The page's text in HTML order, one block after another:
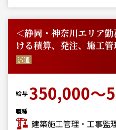
＜静岡・神奈川エリア
ける積算、発注、施工管
派遣
給与350,000～
職種
建築施工管理・工事監